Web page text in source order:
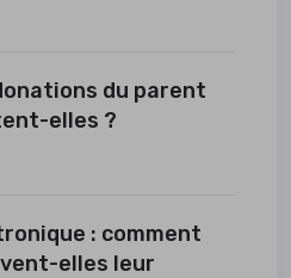
du parent
elles ?
: comment
elles leur